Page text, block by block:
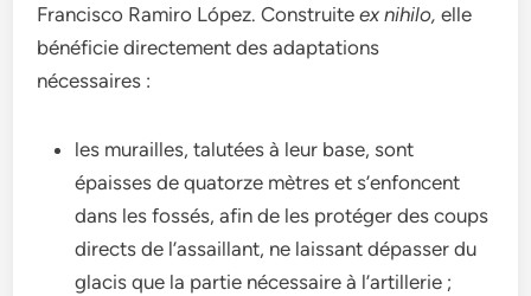
Francisco Ramiro López. Construiteex nihilo, elle
bénéficie directement des adaptations
nécessaires :
les murailles, talutées à leur base, sont
épaisses de quatorze mètres et s’enfoncent
dans les fossés, afin de les protéger des coups
directs de l’assaillant, ne laissant dépasser du
glacis que la partie nécessaire à l’artillerie ;